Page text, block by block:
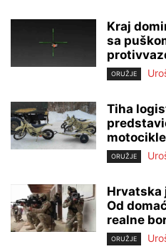
Kraj
sa
ORUŽJE
Tiha
ORUŽJE
Hrvatska
Od
realne
ORUŽJE